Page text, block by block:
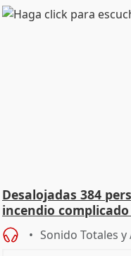
Desalojadas 384
incendio
Sonido Totales